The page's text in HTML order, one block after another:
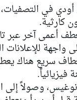
في التصفيات،
كارثية.
أعمى آخر عبر
للإعلانات
سريع هناك
فيزيائياً.
وصولاً إلى